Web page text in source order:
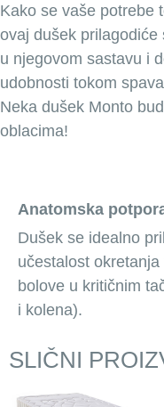
Kako se vaše potrebe
ovaj dušek
u njegovom sastavu i
udobnosti tokom
Neka dušek Monto
oblacima!
Anatomska
Dušek se idealno
učestalost
bolove u kritičnim
i kolena).
SLIČNI